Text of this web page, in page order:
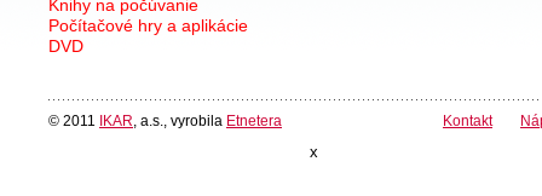
Knihy na počúvanie
Počítačové hry a aplikácie
DVD
© 2011 IKAR , a.s., vyrobila Etnetera Kontakt
x